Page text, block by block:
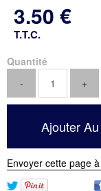
3.50 €
T.T.C.
Quantité
Envoyer cette page